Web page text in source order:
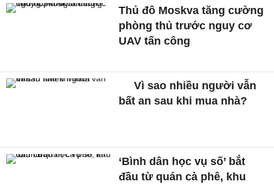
Thủ đô Moskva tăng cường
phòng thủ trước nguy cơ
UAV tấn công
Vì sao nhiều người vẫn
bất an sau khi mua nhà?
‘Bình dân học vụ số’ bắt
đầu từ quán cà phê, khu